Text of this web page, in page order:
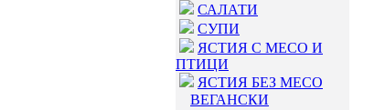
САЛАТИ
СУПИ
ЯСТИЯ С МЕСО И
ПТИЦИ
ЯСТИЯ БЕЗ МЕСО
ВЕГАНСКИ